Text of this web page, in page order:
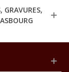
GRAVURES,